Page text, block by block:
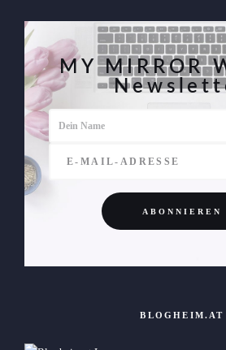
MY MIRROR
BLOGHEIM.AT